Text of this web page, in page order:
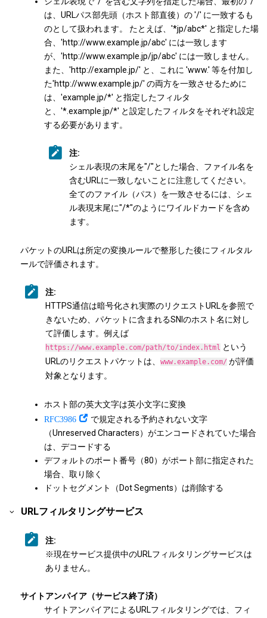
は、URLパス部先頭（ホスト部直後）の '/' に一致するも
のとして扱われます。 たとえば、'*jp/abc*' と指定した場
合、'http://www.example.jp/abc' には一致します
が、'http://www.example.jp/jp/abc' には一致しません。
また、'http://example.jp/' と、これに 'www.' 等を付加し
た'http://www.example.jp/' の両方を一致させるために
は、'example.jp/*' と指定したフィルタ
と、'*.example.jp/*' と設定したフィルタをそれぞれ設定
する必要があります。
注:
シェル表現の末尾を"/"とした場合、ファイル名を
含むURLに一致しないことに注意してください。
全てのファイル（パス）を一致させるには、シェ
ル表現末尾に"/*"のようにワイルドカードを含め
ます。
パケットのURLは所定の変換ルールで整形した後にフィルタル
ールで評価されます。
注:
HTTPS通信は暗号化され実際のリクエストURLを参照で
きないため、パケットに含まれるSNIのホスト名に対し
て評価します。例えば
https://www.example.com/path/to/index.html という
URLのリクエストパケットは、 www.example.com/ が評価
対象となります。
ホスト部の英大文字は英小文字に変換
RFC3986
で規定される予約されない文字
（Unreserved Characters）がエンコードされていた場合
は、デコードする
デフォルトのポート番号（80）がポート部に指定された
場合、取り除く
ドットセグメント（Dot Segments）は削除する
URLフィルタリングサービス
注:
※現在サービス提供中のURLフィルタリングサービスは
ありません。
サイトアンパイア（サービス終了済）
サイトアンパイアによるURLフィルタリングでは、フィ